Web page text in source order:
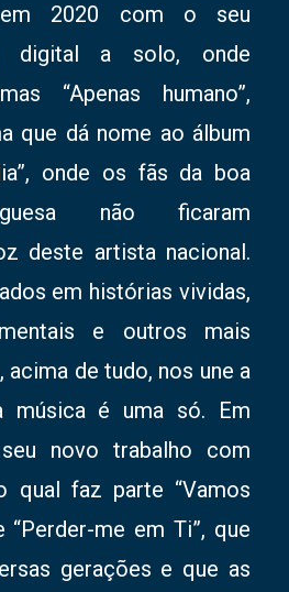
em 2020 com o seu
digital a solo, onde
“Apenas humano”,
que dá nome ao álbum
onde os fãs da boa
não ficaram
deste artista nacional.
em histórias vividas,
e outros mais
acima de tudo, nos une a
música é uma só. Em
novo trabalho com
qual faz parte “Vamos
“Perder-me em Ti”, que
gerações e que as